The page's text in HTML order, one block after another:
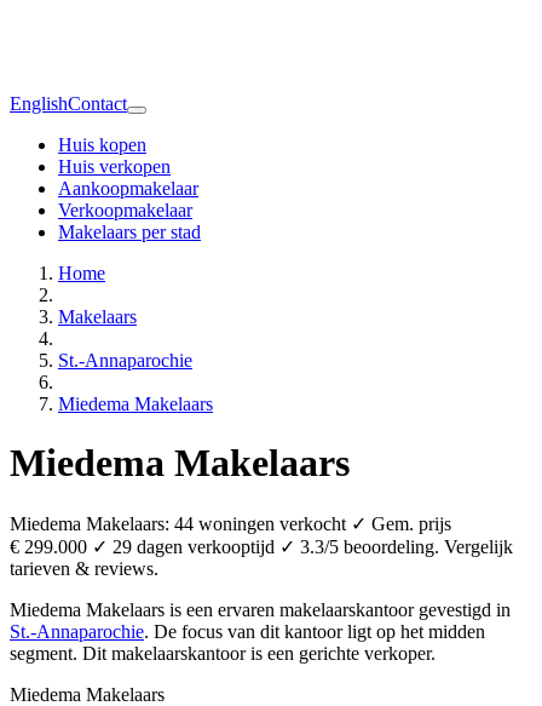
EnglishContact
Huis kopen
Huis verkopen
Aankoopmakelaar
Verkoopmakelaar
Makelaars per stad
Home
Makelaars
St.-Annaparochie
Miedema Makelaars
Miedema Makelaars
Miedema Makelaars: 44 woningen verkocht ✓ Gem. prijs
€ 299.000 ✓ 29 dagen verkooptijd ✓ 3.3/5 beoordeling. Vergelijk
tarieven & reviews.
Miedema Makelaars is een ervaren makelaarskantoor gevestigd in
St.-Annaparochie. De focus van dit kantoor ligt op het midden
segment. Dit makelaarskantoor is een gerichte verkoper.
Miedema Makelaars